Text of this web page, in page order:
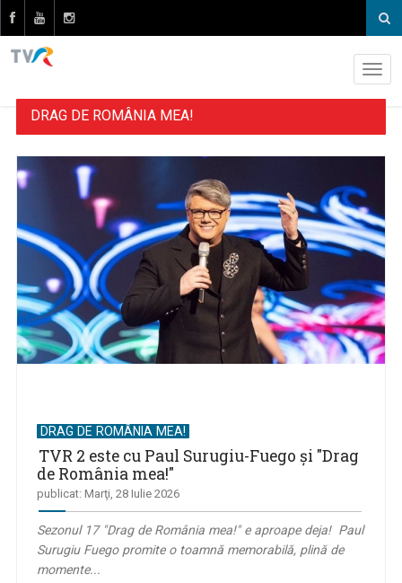
DRAG DE ROMÂNIA MEA!
DRAG DE ROMÂNIA MEA!
TVR 2 este cu Paul Surugiu-Fuego şi "Drag
de România mea!"
publicat: Marţi, 28 Iulie 2026
Sezonul 17 "Drag de România mea!" e aproape deja! Paul
Surugiu Fuego promite o toamnă memorabilă, plină de
momente...